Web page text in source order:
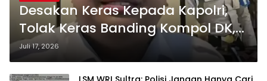
Desakan Keras Kepada Kapolri,
Tolak Keras Banding Kompol DK,
Tegaskan Integritas
Bhayangkara
Juli 17, 2026